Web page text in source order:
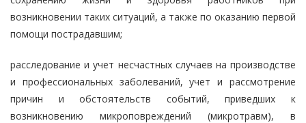
возникновении таких ситуаций, а также по оказанию первой
помощи пострадавшим;
расследование и учет несчастных случаев на производстве
и профессиональных заболеваний, учет и рассмотрение
причин и обстоятельств событий, приведших к
возникновению микроповреждений (микротравм), в